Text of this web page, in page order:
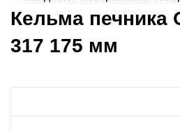
Кельма печника
317 175 мм